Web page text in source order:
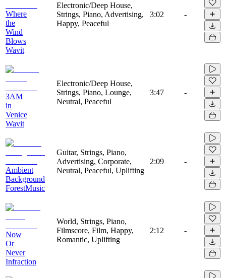
Where
the
Wind
Blows
Wavit
Electronic/Deep House,
Strings, Piano, Advertising,
Happy, Peaceful
3:02 -
3AM
in
Venice
Wavit
Electronic/Deep House,
Strings, Piano, Lounge,
Neutral, Peaceful
3:47 -
Ambient
Background
ForestMusic
Guitar, Strings, Piano,
Advertising, Corporate,
Neutral, Peaceful, Uplifting
2:09 -
Now
Or
Never
Infraction
World, Strings, Piano,
Filmscore, Film, Happy,
Romantic, Uplifting
2:12 -